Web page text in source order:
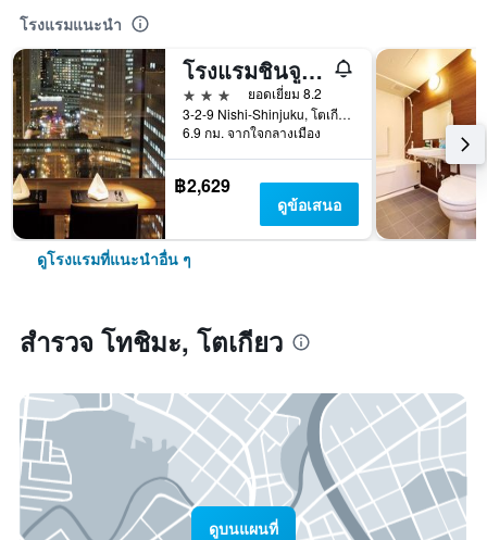
โรงแรมแนะนำ
โรงแรมชินจูกุ วอชิงตัน แอนเน็กซ์
3 ดาว
ยอดเยี่ยม 8.2
3-2-9 Nishi-Shinjuku, โตเกียว, ญี่ปุ่น
6.9 กม. จากใจกลางเมือง
฿2,629
ดูข้อเสนอ
ดูโรงแรมที่แนะนำอื่น ๆ
สำรวจ โทชิมะ, โตเกียว
ดูบนแผนที่